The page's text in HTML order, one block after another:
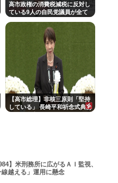
高市政権の消費税減税に反対し
ている9人の自民党議員が全て
【高市総理】非核三原則「堅持
している」 長崎平和祈念式典あ
】米刑務所に広がるＡＩ監視、
線越える」運用に懸念